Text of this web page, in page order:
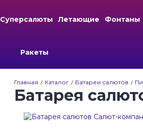
Суперсалюты Летающие Фонтаны
Ракеты
Главная Каталог Батареи салютов
Батарея